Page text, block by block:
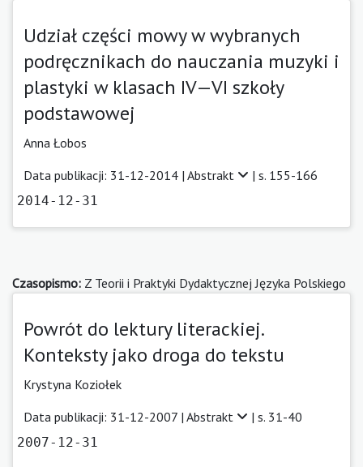
Udział części mowy w wybranych
podręcznikach do nauczania muzyki i
plastyki w klasach IV—VI szkoły
podstawowej
Anna Łobos
Data publikacji: 31-12-2014 | Abstrakt | s. 155-166
2014-12-31
Czasopismo: Z Teorii i Praktyki Dydaktycznej Języka Polskiego
Powrót do lektury literackiej.
Konteksty jako droga do tekstu
Krystyna Koziołek
Data publikacji: 31-12-2007 | Abstrakt | s. 31-40
2007-12-31